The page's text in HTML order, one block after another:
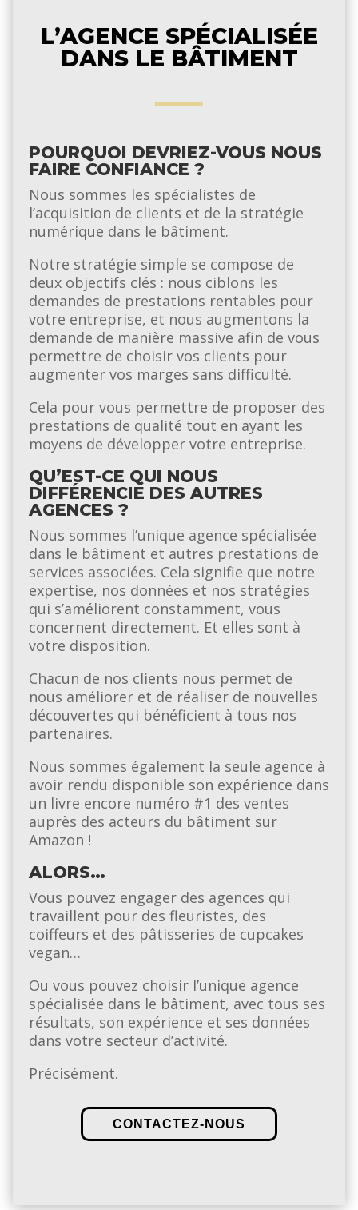
L’AGENCE SPÉCIALISÉE
DANS LE BÂTIMENT
POURQUOI DEVRIEZ-VOUS NOUS
FAIRE CONFIANCE ?
Nous sommes les spécialistes de
l’acquisition de clients et de la stratégie
numérique dans le bâtiment.
Notre stratégie simple se compose de
deux objectifs clés : nous ciblons les
demandes de prestations rentables pour
votre entreprise, et nous augmentons la
demande de manière massive afin de vous
permettre de choisir vos clients pour
augmenter vos marges sans difficulté.
Cela pour vous permettre de proposer des
prestations de qualité tout en ayant les
moyens de développer votre entreprise.
QU’EST-CE QUI NOUS
DIFFÉRENCIE DES AUTRES
AGENCES ?
Nous sommes l’unique agence spécialisée
dans le bâtiment et autres prestations de
services associées. Cela signifie que notre
expertise, nos données et nos stratégies
qui s’améliorent constamment, vous
concernent directement. Et elles sont à
votre disposition.
Chacun de nos clients nous permet de
nous améliorer et de réaliser de nouvelles
découvertes qui bénéficient à tous nos
partenaires.
Nous sommes également la seule agence à
avoir rendu disponible son expérience dans
un livre encore numéro #1 des ventes
auprès des acteurs du bâtiment sur
Amazon !
ALORS…
Vous pouvez engager des agences qui
travaillent pour des fleuristes, des
coiffeurs et des pâtisseries de cupcakes
vegan…
Ou vous pouvez choisir l’unique agence
spécialisée dans le bâtiment, avec tous ses
résultats, son expérience et ses données
dans votre secteur d’activité.
Précisément.
CONTACTEZ-NOUS